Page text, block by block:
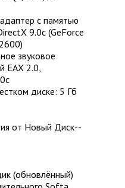
с памятью
9.0c (GeForce
звуковое
EAX 2.0,
диске: 5 Гб
от Новый Диск--
(обновлённый)